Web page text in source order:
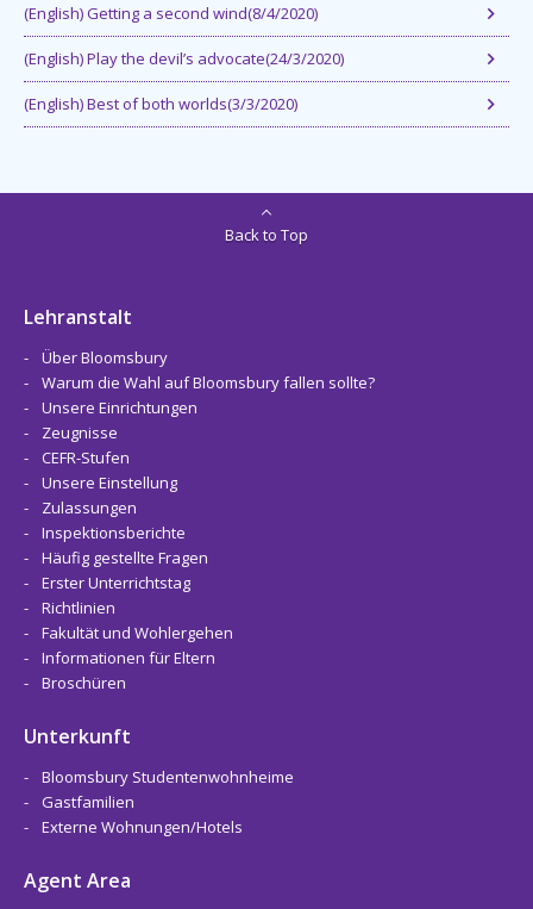
(English) Getting a second wind(8/4/2020)
(English) Play the devil’s advocate(24/3/2020)
(English) Best of both worlds(3/3/2020)
Back to Top
Lehranstalt
Über Bloomsbury
Warum die Wahl auf Bloomsbury fallen sollte?
Unsere Einrichtungen
Zeugnisse
CEFR-Stufen
Unsere Einstellung
Zulassungen
Inspektionsberichte
Häufig gestellte Fragen
Erster Unterrichtstag
Richtlinien
Fakultät und Wohlergehen
Informationen für Eltern
Broschüren
Unterkunft
Bloomsbury Studentenwohnheime
Gastfamilien
Externe Wohnungen/Hotels
Agent Area